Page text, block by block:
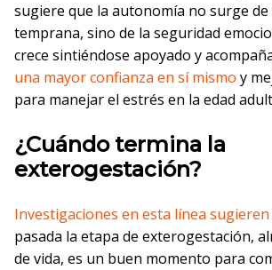
sugiere que la autonomía no surge de
temprana, sino de la seguridad
crece sintiéndose apoyado y
una mayor confianza en sí mismo y
para manejar el estrés en la edad
¿Cuándo termina la
exterogestación?
Investigaciones en esta línea sugieren
pasada la etapa de exterogestación,
de vida, es un buen momento para